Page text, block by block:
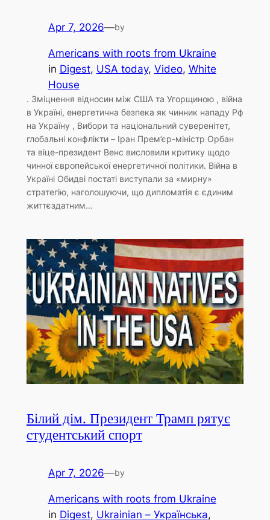
Apr 7, 2026—by
Americans with roots from Ukraine
in Digest, USA today, Video, White
House
. Зміцнення відносин між США та Угорщиною , війна
в Україні, енергетична безпека як чинник нападу Рф
на Україну , Вибори та національний суверенітет,
глобальні конфлікти – Iран Прем’єр-міністр Орбан
та віце-президент Венс висловили критику щодо
чинної європейської енергетичної політики. Війна в
Україні Обидві постаті виступали за «мирну»
стратегію, наголошуючи, що дипломатія є єдиним
життєздатним…
Білий дім. Президент Трамп рятує
студентський спорт
Apr 7, 2026—by
Americans with roots from Ukraine
in Digest, Ukrainian – Українська